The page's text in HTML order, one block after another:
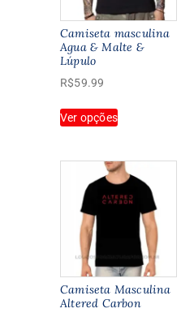
Camiseta masculina
Agua & Malte &
Lúpulo
R$59.99
Ver opçõesproduto
várias
variantes.
As
opções
podem
escolhidas
na
página
Camiseta Masculina
Altered Carbon